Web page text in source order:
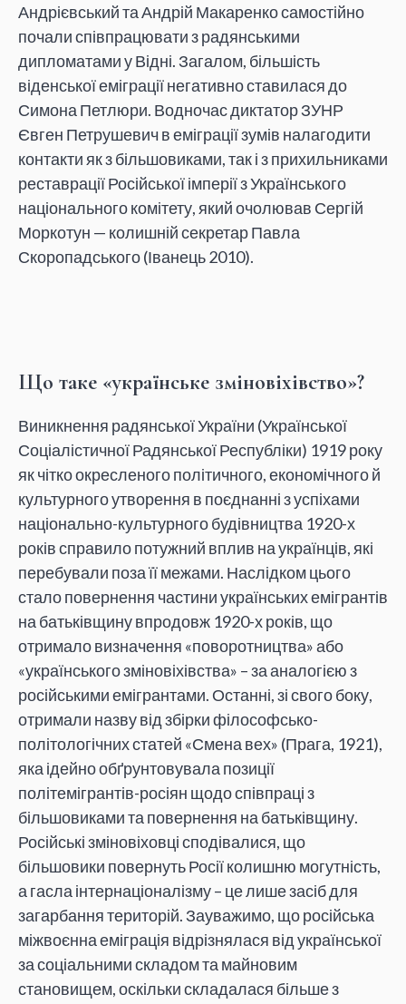
Андрієвський та Андрій Макаренко самостійно
почали співпрацювати з радянськими
дипломатами у Відні. Загалом, більшість
віденської еміграції негативно ставилася до
Симона Петлюри. Водночас диктатор ЗУНР
Євген Петрушевич в еміграції зумів налагодити
контакти як з більшовиками, так і з прихильниками
реставрації Російської імперії з Українського
національного комітету, який очолював Сергій
Моркотун — колишній секретар Павла
Скоропадського (Іванець 2010).
Що таке «українське зміновіхівство»?
Виникнення радянської України (Української
Соціалістичної Радянської Республіки) 1919 року
як чітко окресленого політичного, економічного й
культурного утворення в поєднанні з успіхами
національно-культурного будівництва 1920-х
років справило потужний вплив на українців, які
перебували поза її межами. Наслідком цього
стало повернення частини українських емігрантів
на батьківщину впродовж 1920-х років, що
отримало визначення «поворотництва» або
«українського зміновіхівства» – за аналогією з
російськими емігрантами. Останні, зі свого боку,
отримали назву від збірки філософсько-
політологічних статей «Смена вех» (Прага, 1921),
яка ідейно обґрунтовувала позиції
політемігрантів-росіян щодо співпраці з
більшовиками та повернення на батьківщину.
Російські зміновіховці сподівалися, що
більшовики повернуть Росії колишню могутність,
а гасла інтернаціоналізму – це лише засіб для
загарбання територій. Зауважимо, що російська
міжвоєнна еміграція відрізнялася від української
за соціальними складом та майновим
становищем, оскільки складалася більше з